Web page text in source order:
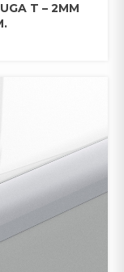
T – 2MM